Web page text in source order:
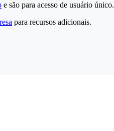
e são para acesso de usuário único.
para recursos adicionais.